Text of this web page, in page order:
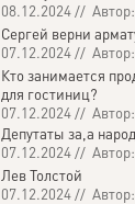
08.12.2024 // Автор:
Сергей верни
07.12.2024 //
Кто занимается
для гостиниц?
07.12.2024 // Автор:
Депутаты за,а
07.12.2024 //
Лев Толстой
07.12.2024 // Автор: